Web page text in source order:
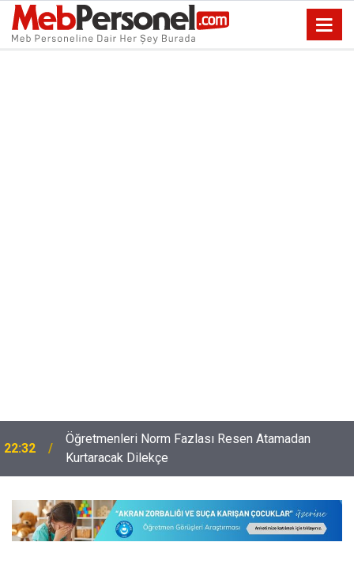
22:32
Öğretmenleri Norm Fazlası Resen Atamadan
Kurtaracak Dilekçe